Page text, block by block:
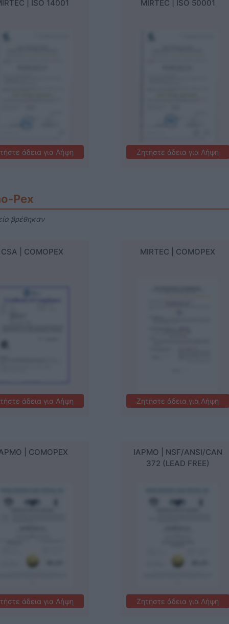
| ISO 14001
Εταιρικές Πιστοποιήσεις
άδεια για Λήψη
MIRTEC | ISO 50001
Εταιρικές
Ζητήστε άδεια για Λήψη
Pex
βρέθηκαν
CSA | COMOPEX
Como-Pex
άδεια για Λήψη
MIRTEC | COMOPEX
Como-Pex
Ζητήστε άδεια για Λήψη
| COMOPEX
Como-Pex
άδεια για Λήψη
IAPMO | NSF/ANSI/CAN
372 (LEAD FREE)
Como-Pex
Ζητήστε άδεια για Λήψη